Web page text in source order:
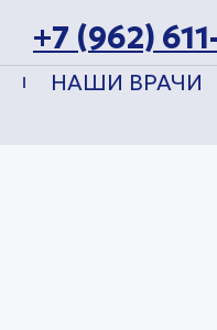
+7 (962)
НАШИ ВРАЧИ